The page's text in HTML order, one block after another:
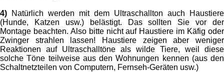
4) Natürlich werden mit dem Ultraschallton auch Haustiere
(Hunde, Katzen usw.) belästigt. Das sollten Sie vor der
Montage beachten. Also bitte nicht auf Haustiere im Käfig oder
Zwinger strahlen lassen! Haustiere zeigen aber weniger
Reaktionen auf Ultraschalltöne als wilde Tiere, weil diese
solche Töne teilweise aus den Wohnungen kennen (aus den
Schaltnetzteilen von Computern, Fernseh-Geräten usw.)